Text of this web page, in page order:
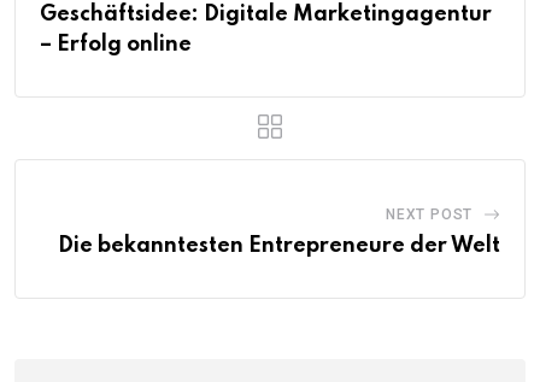
Geschäftsidee: Digitale Marketingagentur
– Erfolg online
NEXT POST
Die bekanntesten Entrepreneure der Welt